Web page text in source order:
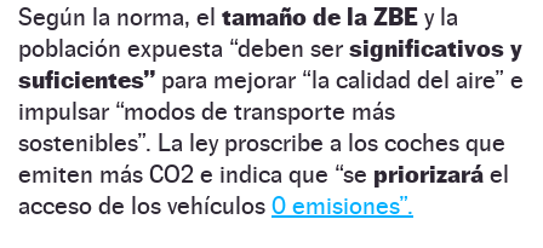
Según la norma, el tamaño de la ZBE y la
población expuesta “deben ser significativos y
suficientes” para mejorar “la calidad del aire” e
impulsar “modos de transporte más
sostenibles”. La ley proscribe a los coches que
emiten más CO2 e indica que “se priorizará el
acceso de los vehículos 0 emisiones”.